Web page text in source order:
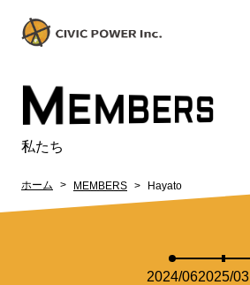
MEMBERS
私たち
ホーム MEMBERS Hayato
2024/062025/03